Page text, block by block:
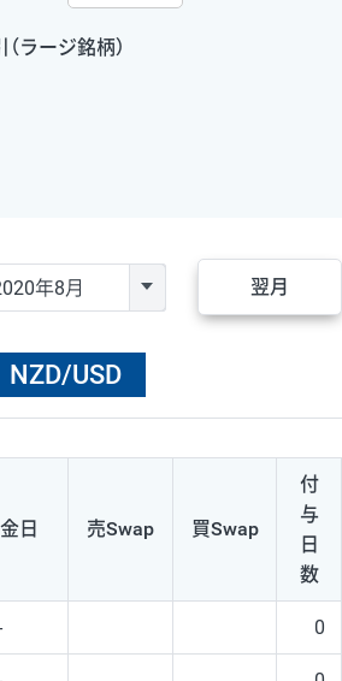
ラージ銘柄）
翌月
NZD/USD
金日 売Swap 買Swap
付
与
日
数
0